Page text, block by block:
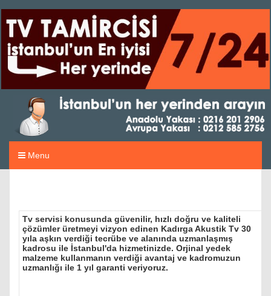
Menu
Tv servisi konusunda güvenilir, hızlı doğru ve kaliteli
çözümler üretmeyi vizyon edinen Kadırga Akustik Tv 30
yıla aşkın verdiği tecrübe ve alanında uzmanlaşmış
kadrosu ile İstanbul'da hizmetinizde. Orjinal yedek
malzeme kullanmanın verdiği avantaj ve kadromuzun
uzmanlığı ile 1 yıl garanti veriyoruz.